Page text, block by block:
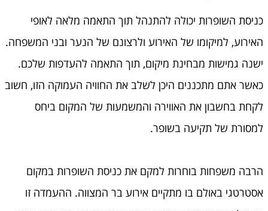
כניסת השופרות יכולה להתנהל תוך התאמה מלאה לאופי
האירוע, למיקומו של האירוע ולרצונם של הנער ובני המשפחה.
ישנה גמישות מבחינת מיקום, תוך התאמה להעדפות שלכם.
כאשר אתם מתכננים היכן לשלב את החוויה העמוקה הזו, חשוב
לקחת בחשבון את האווירה והמשמעות של המקום ביחס
למסורת של תקיעה בשופר.
הרבה משפחות בוחרות למקם את כניסת השופרות במקום
אסטרטגי באולם בו מתקיים אירוע בר המצווה. ההעמדה זו